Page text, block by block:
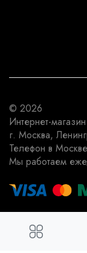
© 2026
Интернет-магазин
г. Москва,
Телефон в
Мы работаем